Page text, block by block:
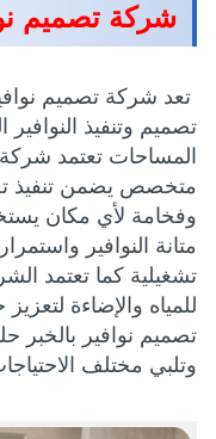
شركة تصميم
تعد شركة تصميم
تصميم وتنفيذ النوافير
المساحات تعتمد
متخصص يضمن تنفيذ
وفخامة لأي مكان
متانة النوافير
تشغيلية كما تعتمد
للمياه والإضاءة
تصميم نوافير بالخبر
وتلبي مختلف